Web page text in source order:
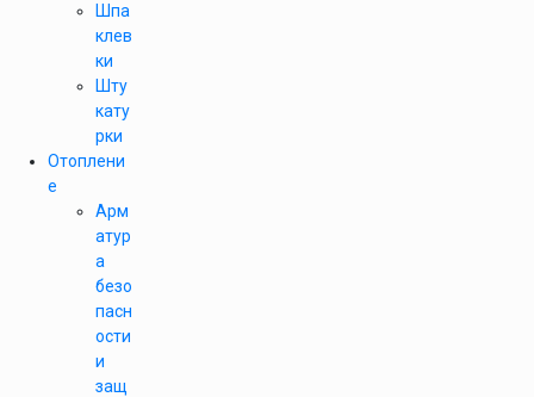
Шпа
клев
ки
Шту
кату
рки
Отоплени
е
Арм
атур
а
безо
пасн
ости
и
защ